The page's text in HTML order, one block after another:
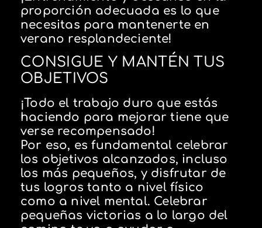
proporción adecuada es lo que
necesitas para mantenerte en
verano resplandeciente!
CONSIGUE Y MANTÉN TUS
OBJETIVOS
¡Todo el trabajo duro que estás
haciendo para mejorar tiene que
verse recompensado!
Por eso, es fundamental celebrar
los objetivos alcanzados, incluso
los más pequeños, y disfrutar de
tus logros tanto a nivel físico
como a nivel mental. Celebrar
pequeñas victorias a lo largo del